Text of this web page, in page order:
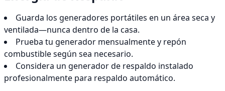
Guarda los generadores portátiles en un área seca y
ventilada—nunca dentro de la casa.
Prueba tu generador mensualmente y repón
combustible según sea necesario.
Considera un generador de respaldo instalado
profesionalmente para respaldo automático.